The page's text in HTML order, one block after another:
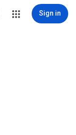
Sign in